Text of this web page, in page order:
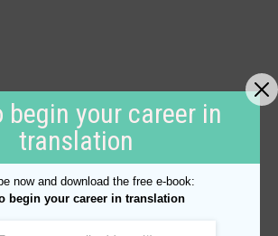
begin your career in
translation
now and download the free e-book:
begin your career in translation